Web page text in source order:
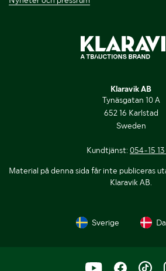
Klaravik AB
Tynäsgatan 10 A
652 16 Karlstad
Sweden
Kundtjänst: 054-15
Material på denna sida får inte publiceras
Klaravik AB.
Sverige